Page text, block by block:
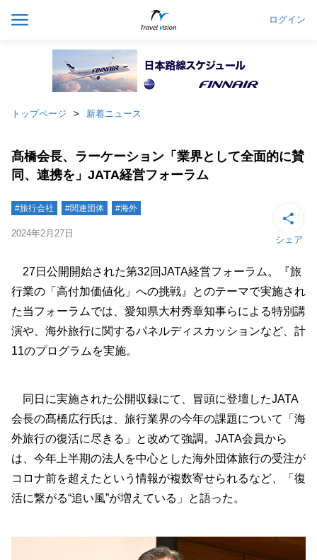
ログイン
トップページ 新着ニュース
髙橋会長、ラーケーション「業界として全面的に賛
同、連携を」JATA経営フォーラム
#旅行会社 #関連団体 #海外
2024年2月27日
シェア
27日公開開始された第32回JATA経営フォーラム。『旅
行業の「高付加価値化」への挑戦』とのテーマで実施され
た当フォーラムでは、愛知県大村秀章知事らによる特別講
演や、海外旅行に関するパネルディスカッションなど、計
11のプログラムを実施。
同日に実施された公開収録にて、冒頭に登壇したJATA
会長の髙橋広行氏は、旅行業界の今年の課題について「海
外旅行の復活に尽きる」と改めて強調。JATA会員から
は、今年上半期の法人を中心とした海外団体旅行の受注が
コロナ前を超えたという情報が複数寄せられるなど、「復
活に繋がる“追い風”が増えている」と語った。